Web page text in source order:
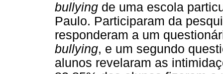
bullying de uma escola
Paulo. Participaram da
responderam a um
bullying, e um segundo
alunos revelaram as